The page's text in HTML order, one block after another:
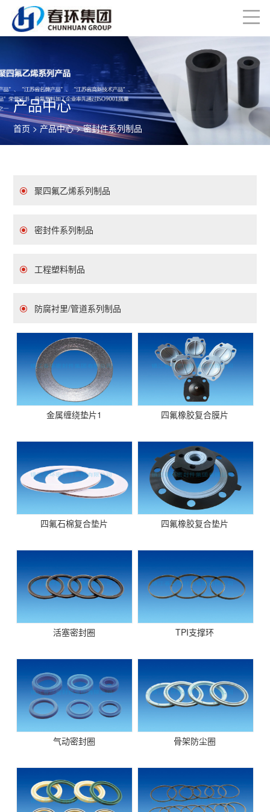
产品中心
首页 > 产品中心> 密封件系列制品
聚四氟乙烯系列制品
密封件系列制品
工程塑料制品
防腐衬里/管道系列制品
金属缠绕垫片1 四氟橡胶复合膜片
四氟石棉复合垫片 四氟橡胶复合垫片
活塞密封圈 TPI支撑环
气动密封圈 骨架防尘圈